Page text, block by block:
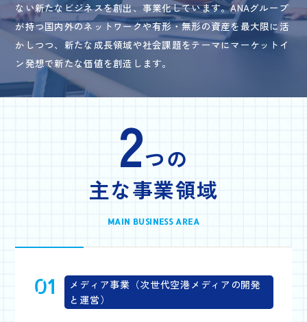
ない新たなビジネスを創出、事業化しています。ANAグループ
が持つ国内外のネットワークや有形・無形の資産を最大限に活
かしつつ、新たな成長領域や社会課題をテーマにマーケットイ
ン発想で新たな価値を創造します。
2つの
主な事業領域
MAIN BUSINESS AREA
01
メディア事業（次世代空港メディアの開発
と運営）